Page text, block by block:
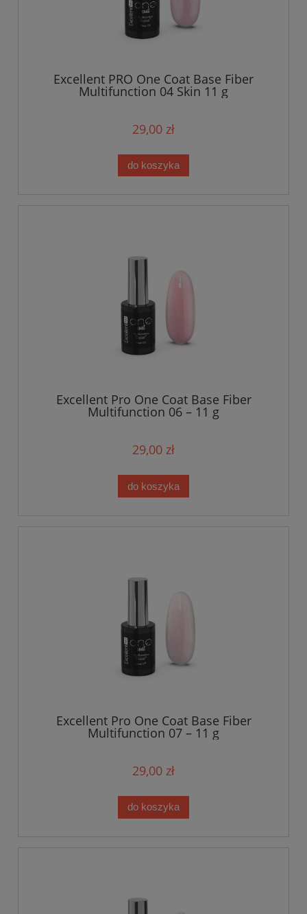
Excellent PRO One Coat Base Fiber
Multifunction 04 Skin 11 g
29,00 zł
do koszyka
Excellent Pro One Coat Base Fiber
Multifunction 06 – 11 g
29,00 zł
do koszyka
Excellent Pro One Coat Base Fiber
Multifunction 07 – 11 g
29,00 zł
do koszyka